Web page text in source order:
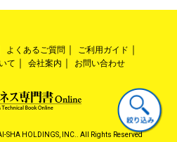
よくあるご質問
ご利用ガイド
て
会社案内 お問い合わせ
SHA HOLDINGS, INC.. All Rights Reserved